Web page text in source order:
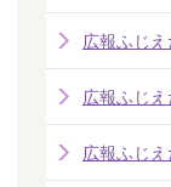
広報ふじ
広報ふじ
広報ふじ